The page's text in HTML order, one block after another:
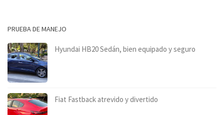
PRUEBA DE MANEJO
Hyundai HB20 Sedán, bien equipado y seguro
Fiat Fastback atrevido y divertido